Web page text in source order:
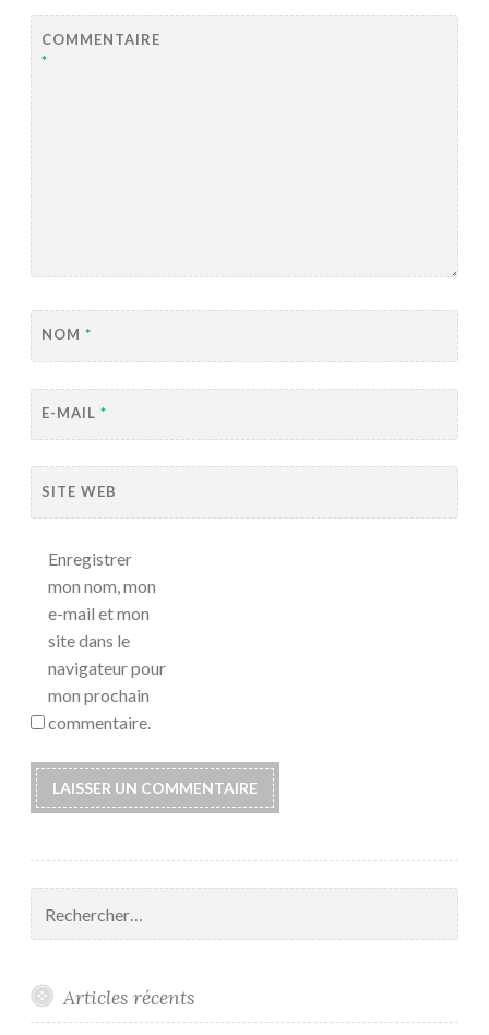
COMMENTAIRE
*
NOM *
E-MAIL *
SITE WEB
Enregistrer
mon nom, mon
e-mail et mon
site dans le
navigateur pour
mon prochain
commentaire.
Articles récents